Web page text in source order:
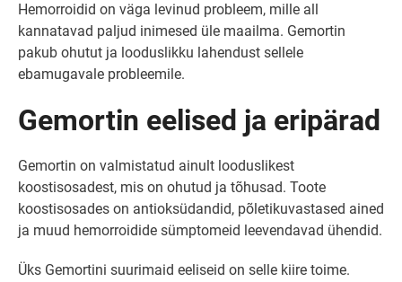
Hemorroidid on väga levinud probleem, mille all
kannatavad paljud inimesed üle maailma. Gemortin
pakub ohutut ja looduslikku lahendust sellele
ebamugavale probleemile.
Gemortin eelised ja eripärad
Gemortin on valmistatud ainult looduslikest
koostisosadest, mis on ohutud ja tõhusad. Toote
koostisosades on antioksüdandid, põletikuvastased ained
ja muud hemorroidide sümptomeid leevendavad ühendid.
Üks Gemortini suurimaid eeliseid on selle kiire toime.